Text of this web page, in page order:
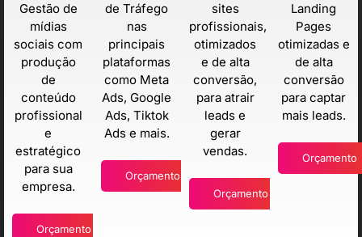
Gestão de
mídias
sociais com
produção
de
conteúdo
profissional
e
estratégico
para sua
empresa.
Orçamento
de Tráfego
nas
principais
plataformas
como Meta
Ads, Google
Ads, Tiktok
Ads e mais.
Orçamento
sites
profissionais,
otimizados
e de alta
conversão,
para atrair
leads e
gerar
vendas.
Orçamento
Landing
Pages
otimizadas e
de alta
conversão
para captar
mais leads.
Orçamento